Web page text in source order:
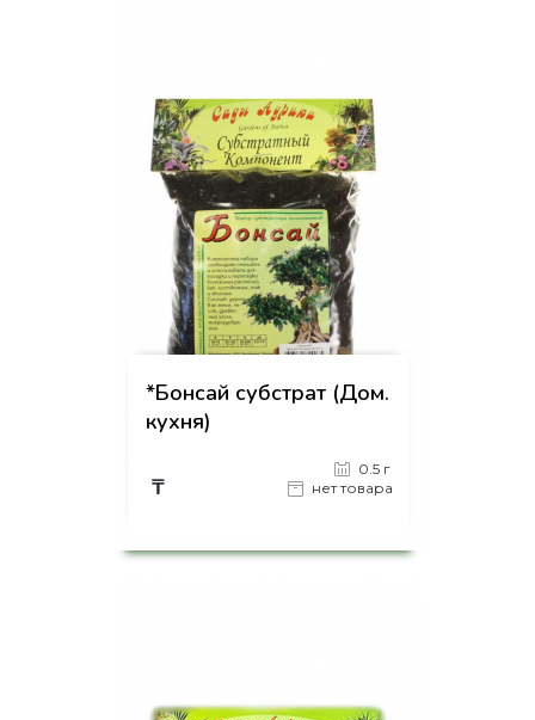
*Бонсай субстрат (Дом.
кухня)
₸
0.5 г
нет товара